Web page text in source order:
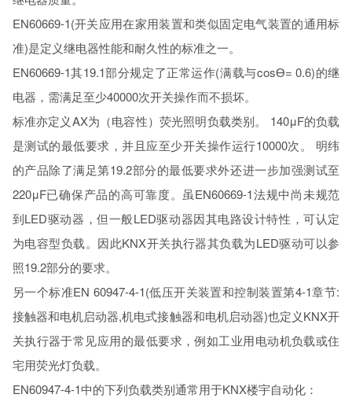
EN60669-1(开关应用在家用装置和类似固定电气装置的通用标
准)是定义继电器性能和耐久性的标准之一。
EN60669-1其19.1部分规定了正常运作(满载与cosƟ= 0.6)的继
电器，需满足至少40000次开关操作而不损坏。
标准亦定义AX为（电容性）荧光照明负载类别。 140μF的负载
是测试的最低要求，并且应至少开关操作运行10000次。 明纬
的产品除了满足第19.2部分的最低要求外还进一步加强测试至
220μF已确保产品的高可靠度。虽EN60669-1法规中尚未规范
到LED驱动器，但一般LED驱动器因其电路设计特性，可认定
为电容型负载。因此KNX开关执行器其负载为LED驱动可以参
照19.2部分的要求。
另一个标准EN 60947-4-1(低压开关装置和控制装置第4-1章节:
接触器和电机启动器,机电式接触器和电机启动器)也定义KNX开
关执行器于常见应用的最低要求，例如工业用电动机负载或住
宅用荧光灯负载。
EN60947-4-1中的下列负载类别通常用于KNX楼宇自动化：